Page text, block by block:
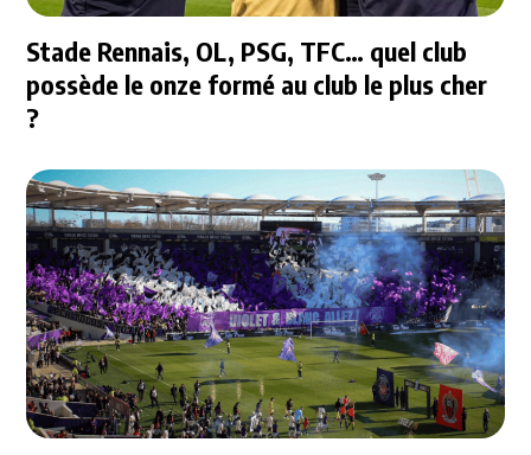
Stade Rennais, OL, PSG, TFC… quel club
possède le onze formé au club le plus cher
?